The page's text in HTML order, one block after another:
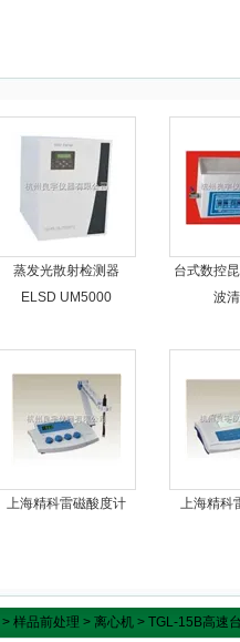
蒸发光散射检测器
ELSD UM5000
台式数控
波
上海精科雷磁酸度计 上海精科
> 样品前处理 > 离心机 > TGL-15B高速